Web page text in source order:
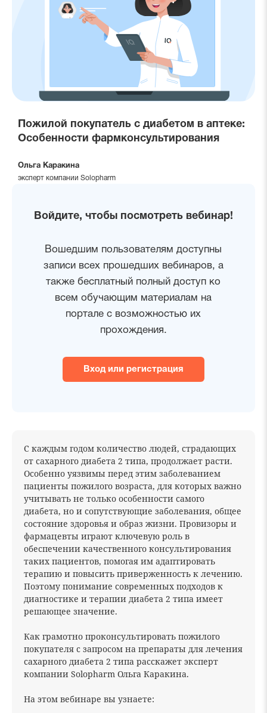
Пожилой покупатель с диабетом в аптеке:
Особенности фармконсультирования
Ольга Каракина
эксперт компании Solopharm
Войдите, чтобы посмотреть вебинар!
Вошедшим пользователям доступны
записи всех прошедших вебинаров, а
также бесплатный полный доступ ко
всем обучающим материалам на
портале с возможностью их
прохождения.
Вход или регистрация
С каждым годом количество людей, страдающих
от сахарного диабета 2 типа, продолжает расти.
Особенно уязвимы перед этим заболеванием
пациенты пожилого возраста, для которых важно
учитывать не только особенности самого
диабета, но и сопутствующие заболевания, общее
состояние здоровья и образ жизни. Провизоры и
фармацевты играют ключевую роль в
обеспечении качественного консультирования
таких пациентов, помогая им адаптировать
терапию и повысить приверженность к лечению.
Поэтому понимание современных подходов к
диагностике и терапии диабета 2 типа имеет
решающее значение.
Как грамотно проконсультировать пожилого
покупателя с запросом на препараты для лечения
сахарного диабета 2 типа расскажет эксперт
компании Solopharm Ольга Каракина.
На этом вебинаре вы узнаете: